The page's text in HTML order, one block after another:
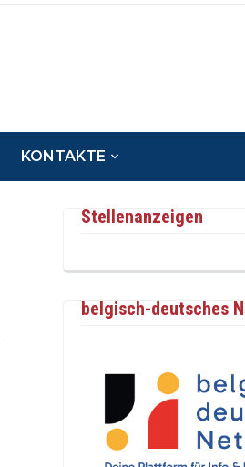
KONTAKTE
Stellenanzeigen
belgisch-deutsches